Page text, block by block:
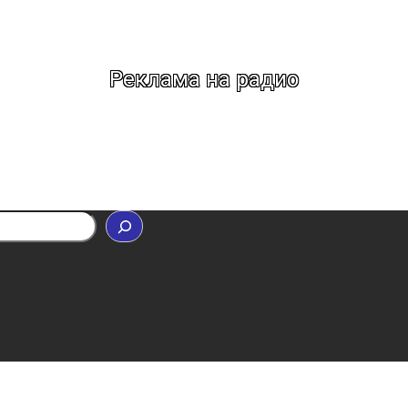
Реклама на радио